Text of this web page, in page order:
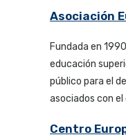
Asociación
Fundada en
educación
público para el
asociados con el
Centro